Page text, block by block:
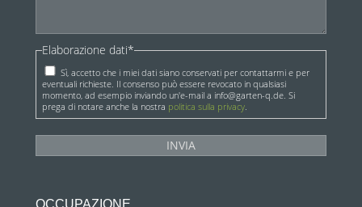
Elaborazione dati*
Sì, accetto che i miei dati siano conservati per contattarmi e per
eventuali richieste. Il consenso può essere revocato in qualsiasi
momento, ad esempio inviando un'e-mail a info@garten-q.de. Si
prega di notare anche la nostra politica sulla privacy.
OCCUPAZIONE